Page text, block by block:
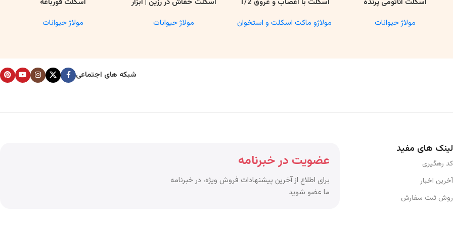
مولاژ حیوانات
مولاژو ماکت اسکلت و استخوان
مولاژ حیوانات
مولاژ حیوانات
شبکه های اجتماعی
لینک های مفید
کد رهگیری
آخرین اخبار
روش ثبت سفارش
عضویت در خبرنامه
برای اطلاع از آخرین پیشنهادات فروش ویژه، در خبرنامه
ما عضو شوید